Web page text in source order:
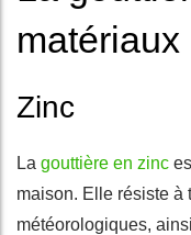
matériaux
Zinc
La gouttière en zinc
maison. Elle résiste à
météorologiques,